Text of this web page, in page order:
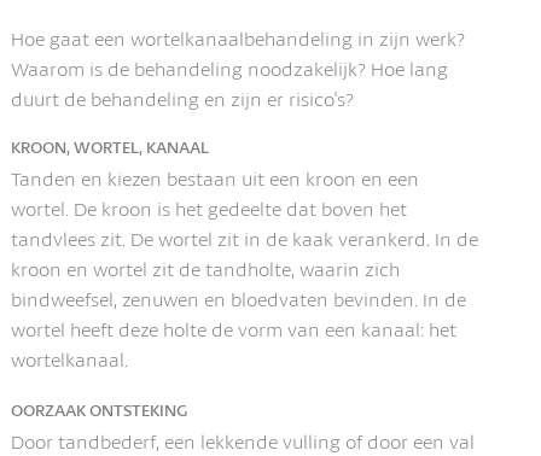
Hoe gaat een wortelkanaalbehandeling in zijn werk?
Waarom is de behandeling noodzakelijk? Hoe lang
duurt de behandeling en zijn er risico's?
KROON, WORTEL, KANAAL
Tanden en kiezen bestaan uit een kroon en een
wortel. De kroon is het gedeelte dat boven het
tandvlees zit. De wortel zit in de kaak verankerd. In de
kroon en wortel zit de tandholte, waarin zich
bindweefsel, zenuwen en bloedvaten bevinden. In de
wortel heeft deze holte de vorm van een kanaal: het
wortelkanaal.
OORZAAK ONTSTEKING
Door tandbederf, een lekkende vulling of door een val